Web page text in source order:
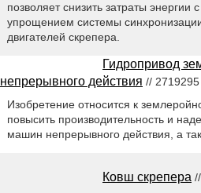
позволяет снизить затраты
упрощением системы
двигателей скрепера.
Гидропривод
непрерывного действия // 2719295
Изобретение относится к
повысить производительность и
машин непрерывного действия, а
Ковш скрепера